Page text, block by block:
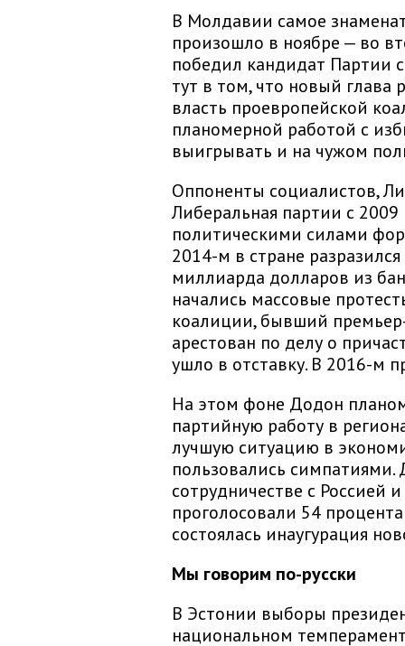
В Молдавии самое
произошло в ноябре — во
победил кандидат Партии
тут в том, что новый
власть проевропейской
планомерной работой с
выигрывать и на чужом
Оппоненты социалистов,
Либеральная партии с
политическими силами
2014-м в стране
миллиарда долларов из
начались массовые
коалиции, бывший
арестован по делу о
ушло в отставку. В 2016-м
На этом фоне Додон
партийную работу в
лучшую ситуацию в
пользовались
сотрудничестве с Россией
проголосовали 54
состоялась инаугурация
Мы говорим по-русски
В Эстонии выборы
национальном